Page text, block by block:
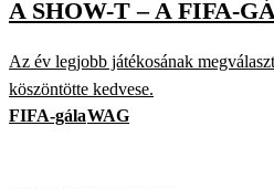
A SHOW-T – A FIFA-
Az év legjobb játékosának
köszöntötte kedvese.
FIFA-gálaWAG